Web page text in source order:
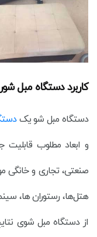
کاربرد دستگاه مبل
دستگاه مبل شو یک
و ابعاد مطلوب
صنعتی، تجاری و خانگی
هتل‌ها، رستوران ها،
از دستگاه مبل شوی